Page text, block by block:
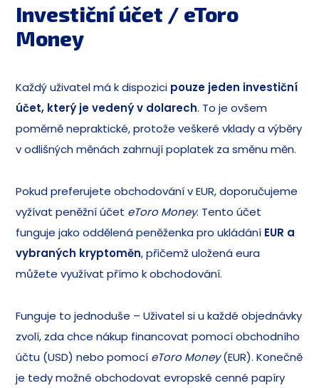
Investiční účet / eToro
Money
Každý uživatel má k dispozici pouze jeden investiční
účet, který je vedený v dolarech. To je ovšem
poměrně nepraktické, protože veškeré vklady a výběry
v odlišných měnách zahrnují poplatek za směnu měn.
Pokud preferujete obchodování v EUR, doporučujeme
vyžívat peněžní účet eToro Money. Tento účet
funguje jako oddělená peněženka pro ukládání EUR a
vybraných kryptoměn, přičemž uložená eura
můžete využívat přímo k obchodování.
Funguje to jednoduše – Uživatel si u každé objednávky
zvolí, zda chce nákup financovat pomocí obchodního
účtu (USD) nebo pomocí eToro Money(EUR). Konečně
je tedy možné obchodovat evropské cenné papíry